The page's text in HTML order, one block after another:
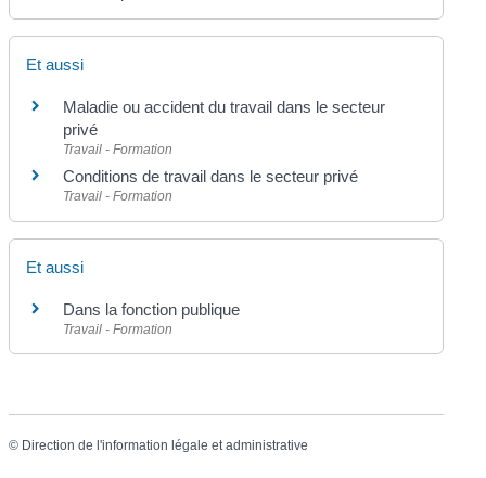
Et aussi
Maladie ou accident du travail dans le secteur
privé
Travail - Formation
Conditions de travail dans le secteur privé
Travail - Formation
Et aussi
Dans la fonction publique
Travail - Formation
© Direction de l'information légale et administrative